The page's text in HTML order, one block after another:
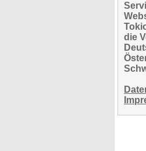
die